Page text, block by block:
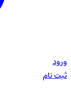
ورود
ثبت نام